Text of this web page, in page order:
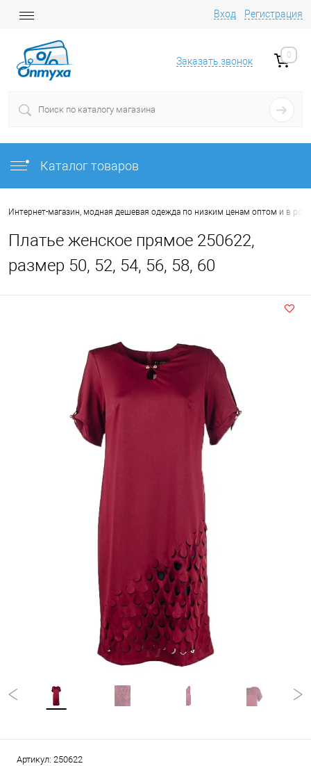
Вход Регистрация
Заказать звонок
0
Каталог товаров
Интернет-магазин, модная дешевая одежда по низким ценам оптом и в
Платье женское прямое 250622,
размер 50, 52, 54, 56, 58, 60
Артикул: 250622